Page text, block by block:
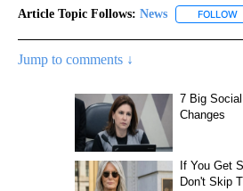
Article Topic Follows: News FOLLOW
Jump to comments ↓